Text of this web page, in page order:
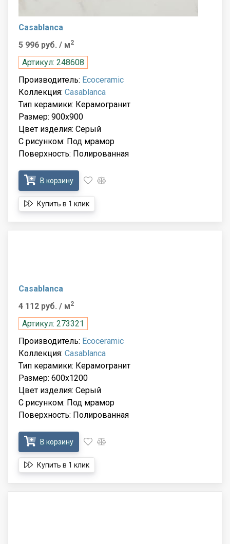
Casablanca
5 996 руб. / м2
Артикул: 248608
Производитель: Ecoceramic
Коллекция: Casablanca
Тип керамики: Керамогранит
Размер: 900x900
Цвет изделия: Серый
С рисунком: Под мрамор
Поверхность: Полированная
В корзину
Купить в 1 клик
Casablanca
4 112 руб. / м2
Артикул: 273321
Производитель: Ecoceramic
Коллекция: Casablanca
Тип керамики: Керамогранит
Размер: 600x1200
Цвет изделия: Серый
С рисунком: Под мрамор
Поверхность: Полированная
В корзину
Купить в 1 клик